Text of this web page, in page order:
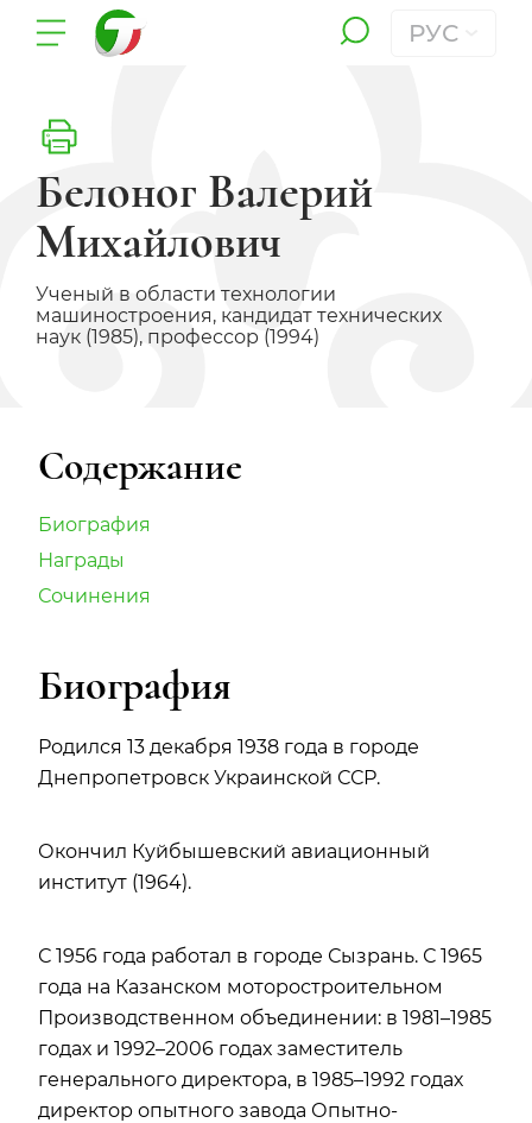
РУС
Белоног Валерий
Михайлович
Ученый в области технологии
машиностроения, кандидат технических
наук (1985), профессор (1994)
Содержание
Биография
Награды
Сочинения
Биография
Родился 13 декабря 1938 года в городе
Днепропетровск Украинской ССР.
Окончил Куйбышевский авиационный
институт (1964).
С 1956 года работал в городе Сызрань. С 1965
года на Казанском моторостроительном
Производственном объединении: в 1981–1985
годах и 1992–2006 годах заместитель
генерального директора, в 1985–1992 годах
директор опытного завода Опытно-